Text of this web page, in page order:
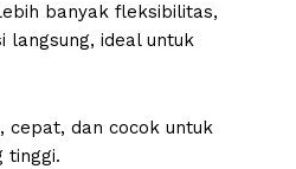
banyak fleksibilitas,
langsung, ideal untuk
cepat, dan cocok untuk
tinggi.